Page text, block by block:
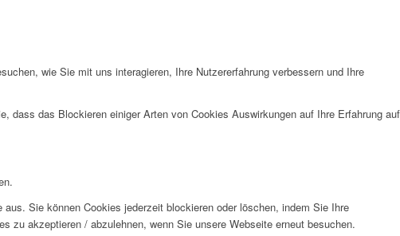
wie Sie mit uns interagieren, Ihre Nutzererfahrung verbessern und Ihre
dass das Blockieren einiger Arten von Cookies Auswirkungen auf Ihre Erfahrung auf
Sie können Cookies jederzeit blockieren oder löschen, indem Sie Ihre
zu akzeptieren / abzulehnen, wenn Sie unsere Webseite erneut besuchen.